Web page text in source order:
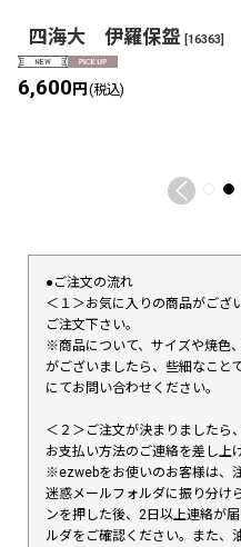
四海大 伊羅保盌 [16363]
6,600円 (税込)
●ご注文の流れ
＜１＞お気に入りの商品がござ
ご注文下さい。
※商品について、サイズや焼色
がございましたら、些細なこと
にてお問い合わせください。
＜２＞ご注文が決まりましたら
お支払い方法のご連絡を差し上
※ezwebをお使いのお客様は、
迷惑メールフォルダに振り分け
ンを押した後、2日以上連絡が
ルダをご確認ください。また、